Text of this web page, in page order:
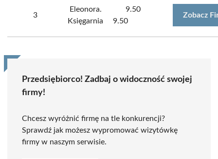
3
Eleonora.
Księgarnia
9.50
9.50
Zobacz
Przedsiębiorco! Zadbaj o widoczność swojej
firmy!
Chcesz wyróżnić firmę na tle konkurencji?
Sprawdź jak możesz wypromować wizytówkę
firmy w naszym serwisie.